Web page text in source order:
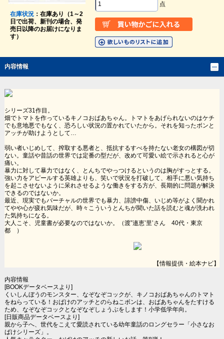
在庫状況：在庫あり（1～2
日で出荷、新刊の場合、発
売日以降のお届けになりま
す）
点
内容情報
シリーズ31作目。
畑でトマトを作っているキノコおばあちゃん。トマトをあげられないのはケチ
でも意地悪でもなく、恐ろしい状況の置かれていたから。それを知ったボンと
アッチが助けようとして…
弱い者いじめして、搾取する悪者と、抵抗するすべを持たない老女の構図が切
ない。童話や昔話の世界では定番の型だが、改めて可愛い絵で示されると心が
痛い。
暴力に対して暴力ではなく、とんちでやっつけるというのは胸がすっとする。
強い力をアピールする英雄よりも、笑いで状況を打破して、相手に悪い気持ち
を起こさせないように呆れさせるような働きをする方が、長期的に問題が解決
できるのではないか。
最近、現実でもバーチャルの世界でも暴力、誹謗中傷、いじめ等がよく聞かれ
てやや心が疲れ気味だが、時々こういうとんちが聞いた話を読むと魂が洗われ
た気持ちになる。
大人こそ、児童書が必要なのではないか。（渡”邉恵’里’さん 40代・東京
都 ）
【情報提供・絵本ナビ】
内容情報
[BOOKデータベースより]
くいしんぼうのモンスター、なぞなぞコックが、キノコおばあちゃんのトマト
をねらっている！おばけのアッチとのらねこボンは、おばあちゃんをたすける
ため、なぞなぞコックとなぞなぞしょうぶをします！小学低学年向。
[日販商品データベースより]
親から子へ、世代をこえて愛読されている幼年童話のロングセラー「小さなお
ばけシリーズ」。